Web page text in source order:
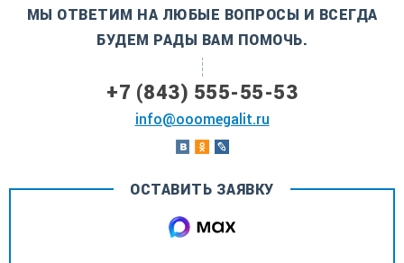
МЫ ОТВЕТИМ НА ЛЮБЫЕ ВОПРОСЫ И ВСЕГДА
БУДЕМ РАДЫ ВАМ ПОМОЧЬ.
+7 (843) 555-55-53
info@ooomegalit.ru
ОСТАВИТЬ ЗАЯВКУ